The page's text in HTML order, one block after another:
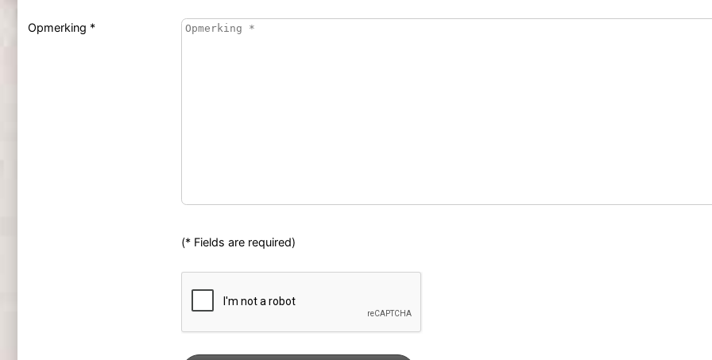
Opmerking *
(* Fields are required)